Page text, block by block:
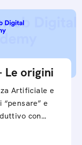
Le origini
Artificiale e
e
con